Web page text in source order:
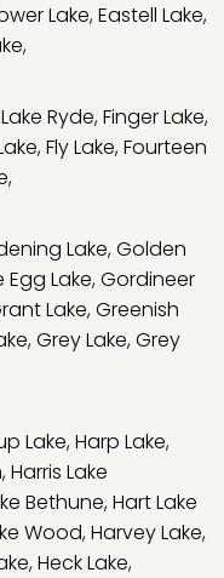
Lake,Eastell Lake,
,
Ryde,Finger Lake,
,Fly Lake,Fourteen
,
Lake,Golden
Lake,Gordineer
Lake,Greenish
,Grey Lake,Grey
Lake,Harp Lake,
,Harris Lake
Bethune,Hart Lake
Wood,Harvey Lake,
,Heck Lake,